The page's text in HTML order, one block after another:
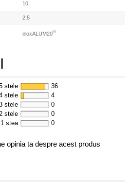
10
2,5
eloxALUM20®
stele
36
stele
4
stele
0
stele
0
1 stea
0
opinia ta despre acest produs